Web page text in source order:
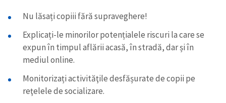
Nu lăsați copiii fără supraveghere!
Explicați-le minorilor potențialele riscuri la care se
expun în timpul aflării acasă, în stradă, dar și în
mediul online.
Monitorizați activităţile desfășurate de copii pe
reţelele de socializare.